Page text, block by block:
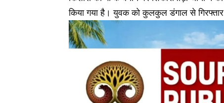
किया गया है। युवक को कुलकुल डंगाल से